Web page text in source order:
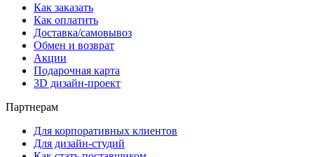
Как заказать
Как оплатить
Доставка/самовывоз
Обмен и возврат
Акции
Подарочная карта
3D дизайн-проект
Партнерам
Для корпоративных клиентов
Для дизайн-студий